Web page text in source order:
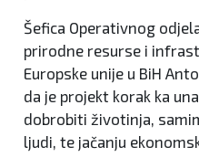
Šefica Operativnog
prirodne resurse i
Europske unije u BiH
da je projekt korak ka
dobrobiti životinja,
ljudi, te jačanju